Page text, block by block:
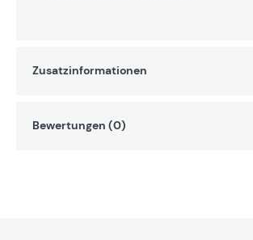
Zusatzinformationen
Bewertungen (0)